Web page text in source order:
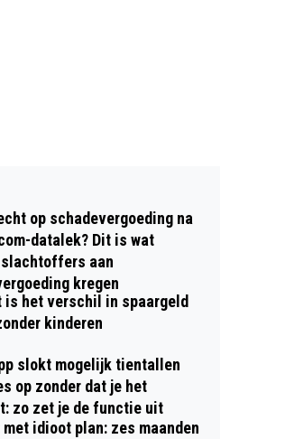
op schadevergoeding na
datalek? Dit is wat
aan
kregen
is het verschil in spaargeld
kinderen
slokt mogelijk tientallen
op zonder dat je het
zo zet je de functie uit
met idioot plan: zes maanden